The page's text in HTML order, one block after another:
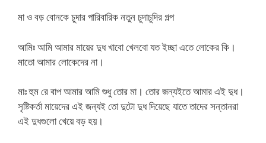
মা ও বড় বোনকে চুদার পারিবারিক নতুন চুদাচুদির গল্প
আমিঃ আমি আমার মায়ের দুধ খাবো খেলবো যত ইচ্ছা এতে লোকের কি।
মাতো আমার লোকেদের না।
মাঃ হুম রে বাপ আমার আমি শুধু তোর মা। তোর জন্যইতে আমার এই দুধ।
সৃষ্টিকর্তা মায়েদের এই জন্যই তো দুটো দুধ দিয়েছে যাতে তাদের সন্তানরা
এই দুধগুলো খেয়ে বড় হয়।